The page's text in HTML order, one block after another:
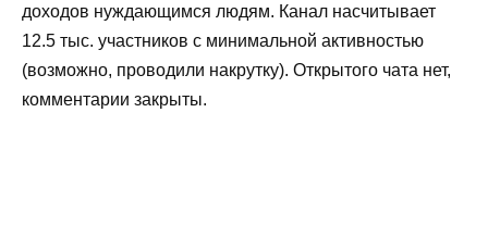
доходов нуждающимся людям. Канал насчитывает
12.5 тыс. участников с минимальной активностью
(возможно, проводили накрутку). Открытого чата нет,
комментарии закрыты.